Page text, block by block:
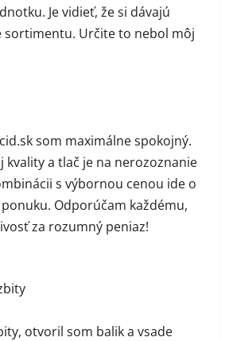
Je vidieť, že si dávajú
sortimentu. Určite to nebol môj
je 5 z 5 hviezdičiek.
som maximálne spokojný.
kvality a tlač je na nerozoznanie
s výbornou cenou ide o
Odporúčam každému,
za rozumný peniaz!
je 1 z 5 hviezdičiek.
otvoril som balik a vsade